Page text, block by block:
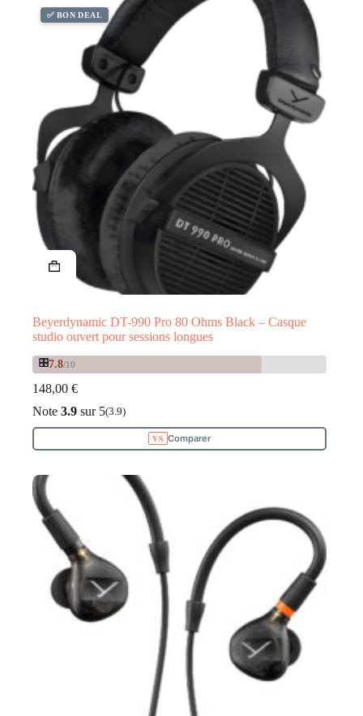
✅ BON DEAL
Beyerdynamic DT-990 Pro 80 Ohms Black – Casque
studio ouvert pour sessions longues
🎛️7.8/10
148,00 €
Note 3.9 sur 5(3.9)
Comparer